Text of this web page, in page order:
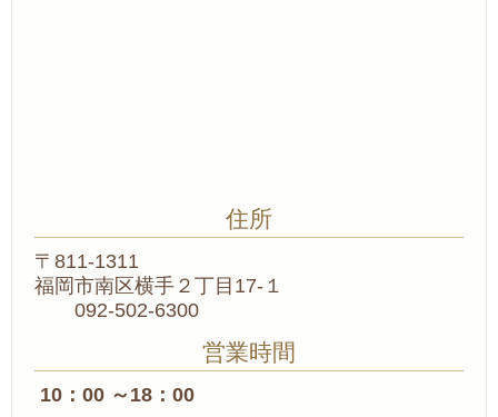
住所
〒811-1311
福岡市南区横手２丁目17-１
092-502-6300
営業時間
10：00 ～18：00